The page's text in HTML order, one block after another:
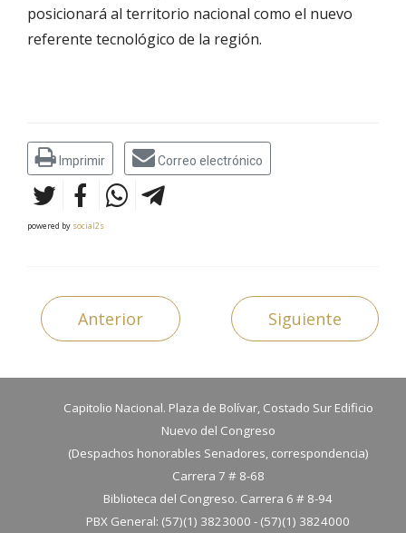
posicionará al territorio nacional como el nuevo
referente tecnológico de la región.
Imprimir Correo electrónico
powered by social2s
Anterior Siguiente
Capitolio Nacional. Plaza de Bolívar, Costado Sur Edificio
Nuevo del Congreso
(Despachos honorables Senadores, correspondencia)
Carrera 7 # 8-68
Biblioteca del Congreso. Carrera 6 # 8-94
PBX General: (57)(1) 3823000 - (57)(1) 3824000